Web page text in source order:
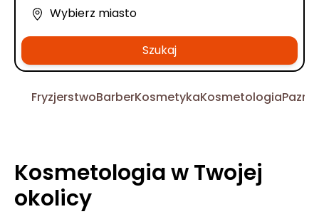
Szukaj
FryzjerstwoBarberKosmetykaKosmetologia
Kosmetologia w Twojej
okolicy